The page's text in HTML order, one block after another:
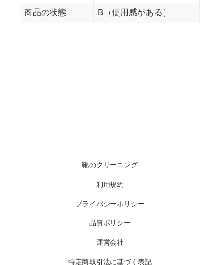
商品の状態 B（使用感がある）
靴のクリーニング
利用規約
プライバシーポリシー
品質ポリシー
運営会社
特定商取引法に基づく表記